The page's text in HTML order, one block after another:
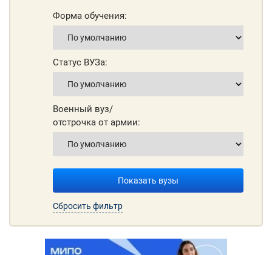
Форма обучения:
Статус ВУЗа:
Военный вуз/
отстрочка от армии:
Показать вузы
Сбросить фильтр